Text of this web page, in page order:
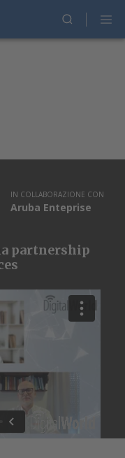
IN COLLABORAZIONE CON
Aruba Enteprise
partnership